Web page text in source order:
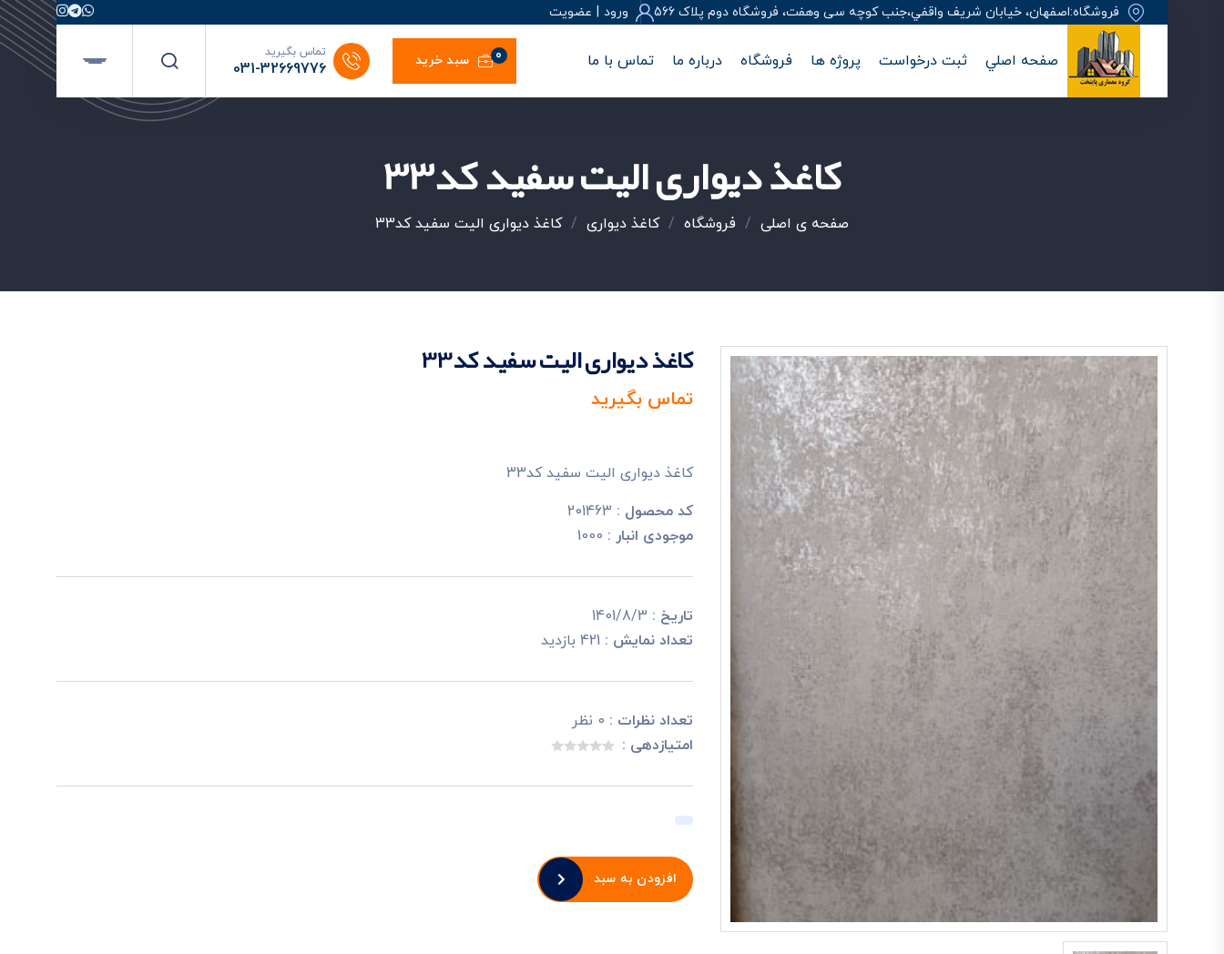
فروشگاه:اصفهان، خيابان شريف واقفي،جنب کوچه سی وهفت، فروشگاه دوم پلاک 566 ورود | عضويت
صفحه اصلي ثبت درخواست پروژه ها فروشگاه درباره ما تماس با ما سبد خرید 0 تماس بگیرید
031-32669776
کاغذ دیواری الیت سفید کد33
صفحه ی اصلی / فروشگاه /کاغذ دیواری /کاغذ دیواری الیت سفید کد33
کاغذ دیواری الیت سفید کد33
تماس بگیرید
کاغذ دیواری الیت سفید کد33
کد محصول : 201463
موجودی انبار : 1000
تاریخ : 1401/8/3
تعداد نمایش : 421 بازدید
تعداد نظرات : 0 نظر
امتیازدهی :
افزودن به سبد